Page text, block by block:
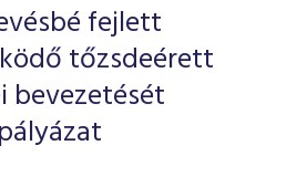
fejlett
tőzsdeérett
bevezetését